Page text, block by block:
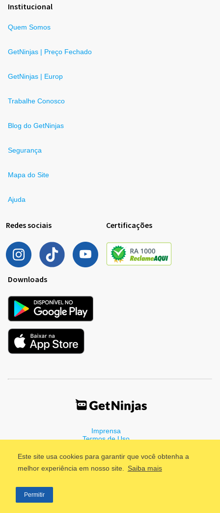
Este site usa cookies para garantir que você obtenha a
melhor experiência em nosso site. Saiba mais
Permitir
Institucional
Quem Somos
GetNinjas | Preço Fechado
GetNinjas | Europ
Trabalhe Conosco
Blog do GetNinjas
Segurança
Mapa do Site
Ajuda
Redes sociais Certificações
Downloads
Imprensa
Termos de Uso
©2011 - 2026, GetNinjas LTDA. CNPJ 55.744.877/0001-89 - Rua
Dr. Fernandes Coelho, 85 - 3º andar - São Paulo/SP - Brasil